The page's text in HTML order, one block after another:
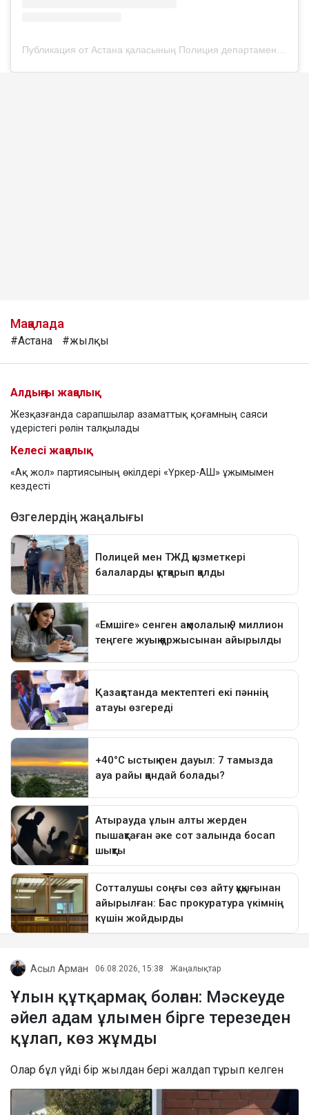
Публикация от Астана қаласының Полиция департаменті (@police__astana)
Мақалада
#Астана #жылқы
Алдыңғы жаңалық
Жезқазғанда сарапшылар азаматтық қоғамның саяси
үдерістегі рөлін талқылады
Келесі жаңалық
«Ақ жол» партиясының өкілдері «Үркер-АШ» ұжымымен
кездесті
Асыл Арман 06.08.2026, 15:38 Жаңалықтар
Ұлын құтқармақ болған: Мәскеуде
әйел адам ұлымен бірге терезеден
құлап, көз жұмды
Олар бұл үйді бір жылдан бері жалдап тұрып келген